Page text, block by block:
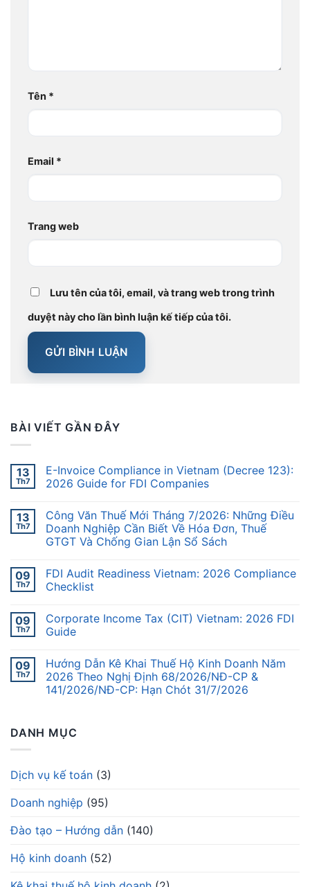
Tên *
Email *
Trang web
Lưu tên của tôi, email, và trang web trong trình
duyệt này cho lần bình luận kế tiếp của tôi.
BÀI VIẾT GẦN ĐÂY
13
Th7
E-Invoice Compliance in Vietnam (Decree 123):
2026 Guide for FDI Companies
13
Th7
Công Văn Thuế Mới Tháng 7/2026: Những Điều
Doanh Nghiệp Cần Biết Về Hóa Đơn, Thuế
GTGT Và Chống Gian Lận Sổ Sách
09
Th7
FDI Audit Readiness Vietnam: 2026 Compliance
Checklist
09
Th7
Corporate Income Tax (CIT) Vietnam: 2026 FDI
Guide
09
Th7
Hướng Dẫn Kê Khai Thuế Hộ Kinh Doanh Năm
2026 Theo Nghị Định 68/2026/NĐ-CP &
141/2026/NĐ-CP: Hạn Chót 31/7/2026
DANH MỤC
Dịch vụ kế toán (3)
Doanh nghiệp (95)
Đào tạo – Hướng dẫn (140)
Hộ kinh doanh (52)